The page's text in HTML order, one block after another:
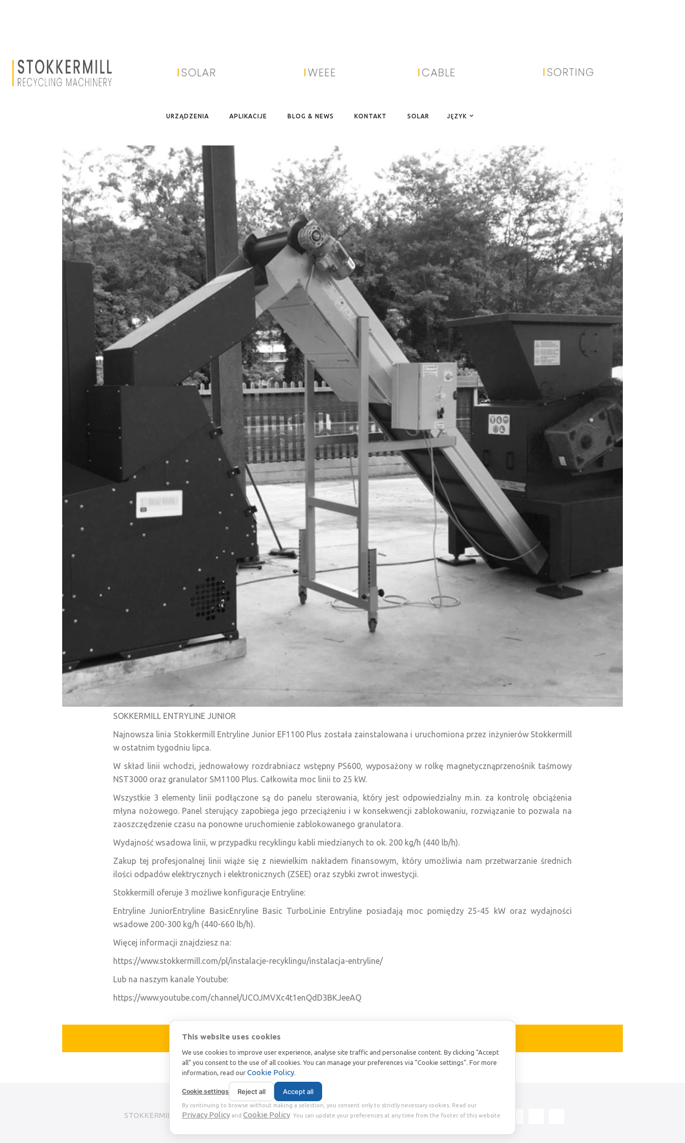
URZĄDZENIA APLIKACIJE BLOG & NEWS KONTAKT SOLAR JĘZYK
SOKKERMILL ENTRYLINE JUNIOR
Najnowsza linia Stokkermill Entryline Junior EF1100 Plus została zainstalowana i uruchomiona przez inżynierów Stokkermill
w ostatnim tygodniu lipca.
W skład linii wchodzi, jednowałowy rozdrabniacz wstępny PS600, wyposażony w rolkę magnetycznąprzenośnik taśmowy
NST3000 oraz granulator SM1100 Plus. Całkowita moc linii to 25 kW.
Wszystkie 3 elementy linii podłączone są do panelu sterowania, który jest odpowiedzialny m.in. za kontrolę obciążenia
młyna nożowego. Panel sterujący zapobiega jego przeciążeniu i w konsekwencji zablokowaniu, rozwiązanie to pozwala na
zaoszczędzenie czasu na ponowne uruchomienie zablokowanego granulatora.
Wydajność wsadowa linii, w przypadku recyklingu kabli miedzianych to ok. 200 kg/h (440 lb/h).
Zakup tej profesjonalnej linii wiąże się z niewielkim nakładem finansowym, który umożliwia nam przetwarzanie średnich
ilości odpadów elektrycznych i elektronicznych (ZSEE) oraz szybki zwrot inwestycji.
Stokkermill oferuje 3 możliwe konfiguracje Entryline:
Entryline JuniorEntryline BasicEnryline Basic TurboLinie Entryline posiadają moc pomiędzy 25-45 kW oraz wydajności
wsadowe 200-300 kg/h (440-660 lb/h).
Więcej informacji znajdziesz na:
https://www.stokkermill.com/pl/instalacje-recyklingu/instalacja-entryline/
Lub na naszym kanale Youtube:
https://www.youtube.com/channel/UCOJMVXc4t1enQdD3BKJeeAQ
STOKKERMILL | SELTEK SRL© 2018 | VAT番号 IT02360630301 | 社会資本 € 10.000,00 |Privacy|Terms
This website uses cookies
We use cookies to improve user experience, analyse site traffic and personalise content. By clicking "Accept
all" you consent to the use of all cookies. You can manage your preferences via "Cookie settings". For more
information, read our Cookie Policy.
Cookie settings Reject all Accept all
By continuing to browse without making a selection, you consent only to strictly necessary cookies. Read our
Privacy Policy and Cookie Policy . You can update your preferences at any time from the footer of this website.